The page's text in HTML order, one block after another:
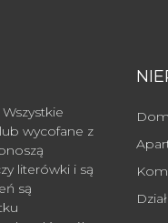
wycofane z
literówki i są
są